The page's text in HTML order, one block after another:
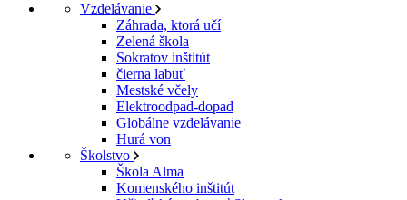
Vzdelávanie
Záhrada, ktorá učí
Zelená škola
Sokratov inštitút
čierna labuť
Mestské včely
Elektroodpad-dopad
Globálne vzdelávanie
Hurá von
Školstvo
Škola Alma
Komenského inštitút